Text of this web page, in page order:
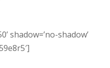
shadow=’no-shadow’